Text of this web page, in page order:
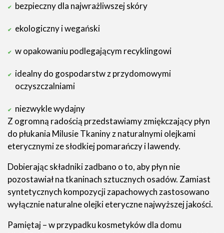
bezpieczny dla najwrażliwszej skóry
ekologiczny i wegański
w opakowaniu podlegającym recyklingowi
idealny do gospodarstw z przydomowymi
oczyszczalniami
niezwykle wydajny
Z ogromną radością przedstawiamy zmiękczający płyn
do płukania Milusie Tkaniny z naturalnymi olejkami
eterycznymi ze słodkiej pomarańczy i lawendy.
Dobierając składniki zadbano o to, aby płyn nie
pozostawiał na tkaninach sztucznych osadów. Zamiast
syntetycznych kompozycji zapachowych zastosowano
wyłącznie naturalne olejki eteryczne najwyższej jakości.
Pamiętaj – w przypadku kosmetyków dla domu